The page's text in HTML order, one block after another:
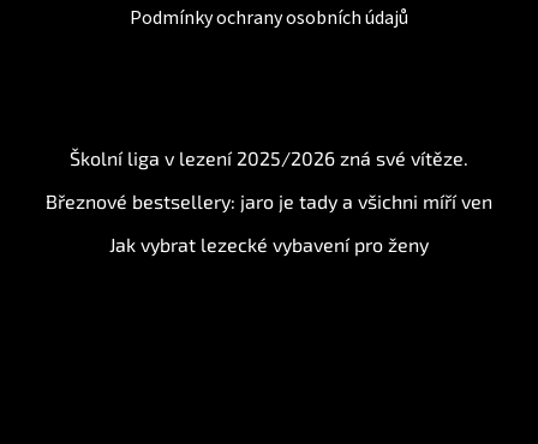
Podmínky ochrany osobních údajů
Školní liga v lezení 2025/2026 zná své vítěze.
Březnové bestsellery: jaro je tady a všichni míří ven
Jak vybrat lezecké vybavení pro ženy